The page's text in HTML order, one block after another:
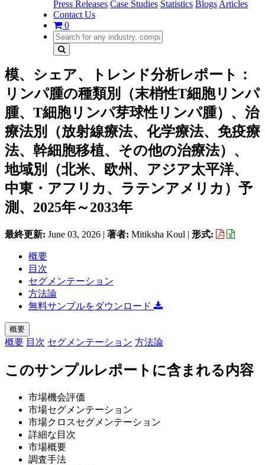
Press Releases Case Studies Statistics Blogs Articles
Contact Us
0
模、シェア、トレンド分析レポート：
リンパ腫の種類別（末梢性T細胞リンパ
腫、T細胞リンパ芽球性リンパ腫）、治
療法別（放射線療法、化学療法、免疫療
法、幹細胞移植、その他の治療法）、
地域別（北米、欧州、アジア太平洋、
中東・アフリカ、ラテンアメリカ）予
測、2025年～2033年
最終更新: June 03, 2026 | 著者: Mitiksha Koul | 形式:
概要
目次
セグメンテーション
方法論
無料サンプルをダウンロード
概要
概要 目次 セグメンテーション 方法論
このサンプルレポートに含まれる内容
市場機会評価
市場セグメンテーション
市場クロスセグメンテーション
詳細な目次
市場概要
調査手法